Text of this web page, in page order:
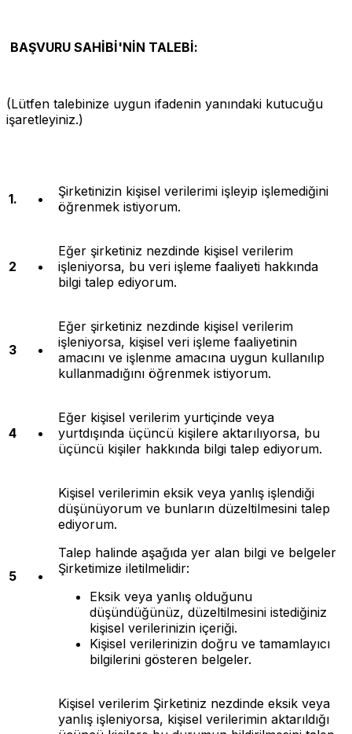
BAŞVURU SAHİBİ'NİN TALEBİ:
(Lütfen talebinize uygun ifadenin yanındaki kutucuğu
işaretleyiniz.)
1.
Şirketinizin kişisel verilerimi işleyip işlemediğini
öğrenmek istiyorum.
2
Eğer şirketiniz nezdinde kişisel verilerim
işleniyorsa, bu veri işleme faaliyeti hakkında
bilgi talep ediyorum.
3
Eğer şirketiniz nezdinde kişisel verilerim
işleniyorsa, kişisel veri işleme faaliyetinin
amacını ve işlenme amacına uygun kullanılıp
kullanmadığını öğrenmek istiyorum.
4
Eğer kişisel verilerim yurtiçinde veya
yurtdışında üçüncü kişilere aktarılıyorsa, bu
üçüncü kişiler hakkında bilgi talep ediyorum.
5
Kişisel verilerimin eksik veya yanlış işlendiği
düşünüyorum ve bunların düzeltilmesini talep
ediyorum.
Talep halinde aşağıda yer alan bilgi ve belgeler
Şirketimize iletilmelidir:
Eksik veya yanlış olduğunu
düşündüğünüz, düzeltilmesini istediğiniz
kişisel verilerinizin içeriği.
Kişisel verilerinizin doğru ve tamamlayıcı
bilgilerini gösteren belgeler.
Kişisel verilerim Şirketiniz nezdinde eksik veya
yanlış işleniyorsa, kişisel verilerimin aktarıldığı